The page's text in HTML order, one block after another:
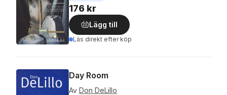
176 kr
Lägg till
Läs direkt efter köp
Day Room
Av Don DeLillo